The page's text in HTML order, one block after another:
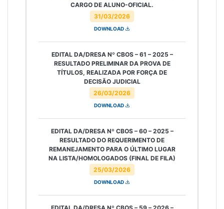
31/03/2026
CARGO DE ALUNO-OFICIAL.
DOWNLOAD
26/03/2026
EDITAL DA/DRESA Nº CBOS – 61 – 2025 –
RESULTADO PRELIMINAR DA PROVA DE
TÍTULOS, REALIZADA POR FORÇA DE
DECISÃO JUDICIAL
DOWNLOAD
25/03/2026
EDITAL DA/DRESA Nº CBOS – 60 – 2025 –
RESULTADO DO REQUERIMENTO DE
REMANEJAMENTO PARA O ÚLTIMO LUGAR
NA LISTA/HOMOLOGADOS (FINAL DE FILA)
DOWNLOAD